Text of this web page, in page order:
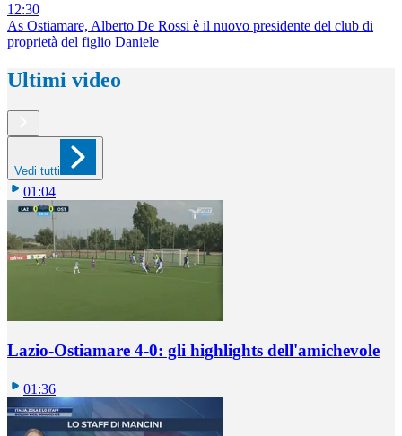
12:30
As Ostiamare, Alberto De Rossi è il nuovo presidente del club di
proprietà del figlio Daniele
Ultimi video
Vedi tutti
01:04
Lazio-Ostiamare 4-0: gli highlights dell'amichevole
01:36